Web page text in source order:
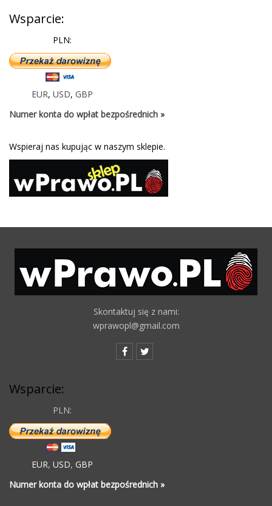
Wsparcie:
PLN:
EUR, USD, GBP
Numer konta do wpłat bezpośrednich »
Wspieraj nas kupując w naszym sklepie.
Skontaktuj się z nami:
wprawopl@gmail.com
Wsparcie:
PLN:
EUR, USD, GBP
Numer konta do wpłat bezpośrednich »